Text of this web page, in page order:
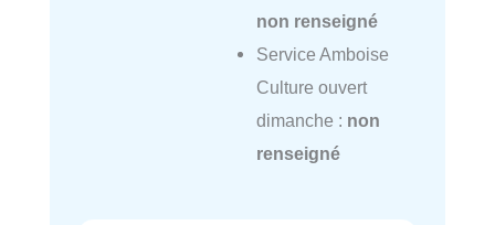
non renseigné
Service Amboise
Culture ouvert
dimanche : non
renseigné